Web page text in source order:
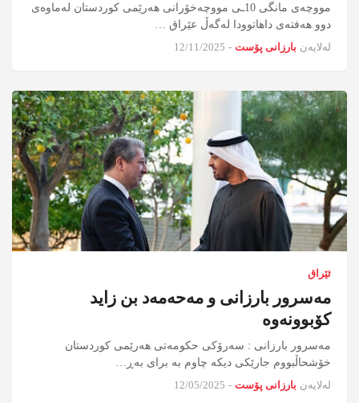
مووچەی مانگی 10ـی مووچەخۆرانی هەرێمی کوردستان لەماوەی
دوو هەفتەی داهاتوودا لەگەڵ عێراق …
لەلایەن بارزانی پۆست -
12/11/2025
ئێراق
مەسرور بارزانی و مەحەمەد بن زاید
کۆبوونەوە
مەسرور بارزانی : سەرۆکی حکومەتی هەرێمی کوردستان
خۆشحاڵبووم جارێکی دیکە چاوم بە برای بەڕ…
لەلایەن بارزانی پۆست -
12/05/2025